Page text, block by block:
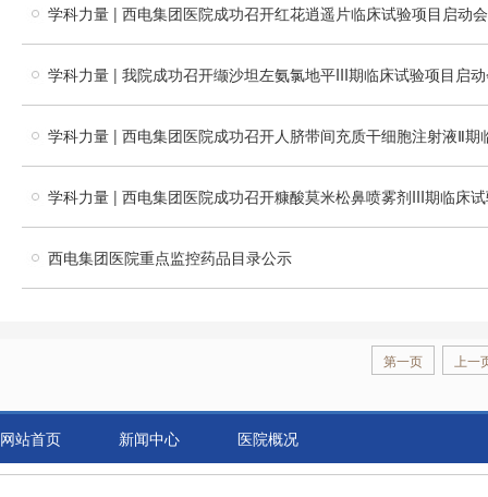
学科力量 | 西电集团医院成功召开红花逍遥片临床试验项目启动会
学科力量 | 我院成功召开缬沙坦左氨氯地平III期临床试验项目启
学科力量 | 西电集团医院成功召开人脐带间充质干细胞注射液Ⅱ期
学科力量 | 西电集团医院成功召开糠酸莫米松鼻喷雾剂III期临床
西电集团医院重点监控药品目录公示
第一页 上一
网站首页 新闻中心 医院概况